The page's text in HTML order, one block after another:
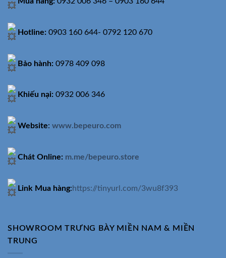
Hotline: 0903 160 644- 0792 120 670
Bảo hành: 0978 409 098
Khiếu nại: 0932 006 346
Website: www.bepeuro.com
Chát Online: m.me/bepeuro.store
Link Mua hàng:https://tinyurl.com/3wu8f393
SHOWROOM TRƯNG BÀY MIỀN NAM & MIỀN
TRUNG